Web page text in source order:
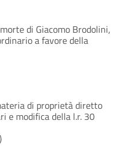
di Giacomo Brodolini,
a favore della
di proprietà diretto
e modifica della l.r. 30